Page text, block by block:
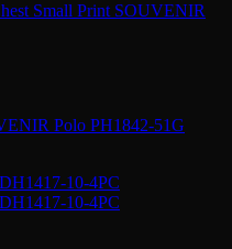
Polo PH1842-51G